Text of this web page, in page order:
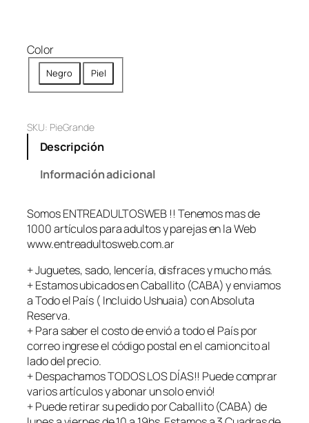
Color
Negro Piel
SKU: PieGrande
Descripción
Información adicional
Somos ENTREADULTOSWEB !! Tenemos mas de
1000 artículos para adultos y parejas en la Web
www.entreadultosweb.com.ar
+ Juguetes, sado, lencería, disfraces y mucho más.
+ Estamos ubicados en Caballito (CABA) y enviamos
a Todo el País ( Incluido Ushuaia) con Absoluta
Reserva.
+ Para saber el costo de envió a todo el País por
correo ingrese el código postal en el camioncito al
lado del precio.
+ Despachamos TODOS LOS DÍAS!! Puede comprar
varios artículos y abonar un solo envió!
+ Puede retirar su pedido por Caballito (CABA) de